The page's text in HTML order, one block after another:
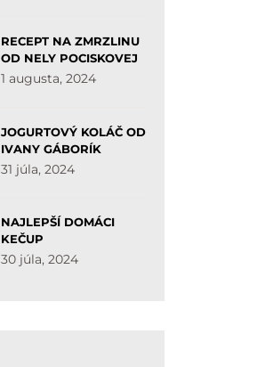
RECEPT NA ZMRZLINU
OD NELY POCISKOVEJ
1 augusta, 2024
JOGURTOVÝ KOLÁČ OD
IVANY GÁBORÍK
31 júla, 2024
NAJLEPŠÍ DOMÁCI
KEČUP
30 júla, 2024